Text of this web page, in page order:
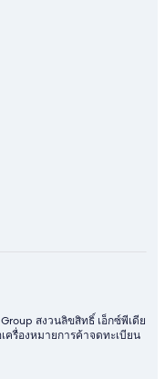
สงวนลิขสิทธิ์ เอ็กซ์พีเดีย
ครื่องหมายการค้าจดทะเบียน